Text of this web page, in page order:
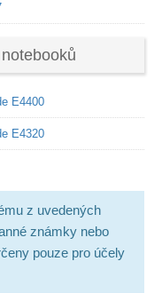
E4400
E4320
z uvedených
známky nebo
pouze pro účely